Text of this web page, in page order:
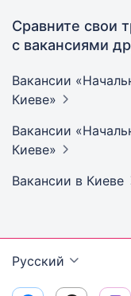
Сравните свои
с вакансиями
Вакансии
Киеве»
Вакансии
Киеве»
Вакансии в Киеве
Русский